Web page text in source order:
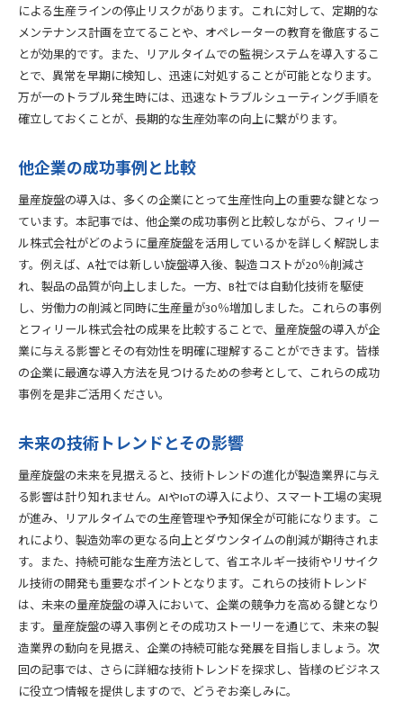
による生産ラインの停止リスクがあります。これに対して、定期的な
メンテナンス計画を立てることや、オペレーターの教育を徹底するこ
とが効果的です。また、リアルタイムでの監視システムを導入するこ
とで、異常を早期に検知し、迅速に対処することが可能となります。
万が一のトラブル発生時には、迅速なトラブルシューティング手順を
確立しておくことが、長期的な生産効率の向上に繋がります。
他企業の成功事例と比較
量産旋盤の導入は、多くの企業にとって生産性向上の重要な鍵となっ
ています。本記事では、他企業の成功事例と比較しながら、フィリー
ル株式会社がどのように量産旋盤を活用しているかを詳しく解説しま
す。例えば、A社では新しい旋盤導入後、製造コストが20％削減さ
れ、製品の品質が向上しました。一方、B社では自動化技術を駆使
し、労働力の削減と同時に生産量が30％増加しました。これらの事例
とフィリール株式会社の成果を比較することで、量産旋盤の導入が企
業に与える影響とその有効性を明確に理解することができます。皆様
の企業に最適な導入方法を見つけるための参考として、これらの成功
事例を是非ご活用ください。
未来の技術トレンドとその影響
量産旋盤の未来を見据えると、技術トレンドの進化が製造業界に与え
る影響は計り知れません。AIやIoTの導入により、スマート工場の実現
が進み、リアルタイムでの生産管理や予知保全が可能になります。こ
れにより、製造効率の更なる向上とダウンタイムの削減が期待されま
す。また、持続可能な生産方法として、省エネルギー技術やリサイク
ル技術の開発も重要なポイントとなります。これらの技術トレンド
は、未来の量産旋盤の導入において、企業の競争力を高める鍵となり
ます。量産旋盤の導入事例とその成功ストーリーを通じて、未来の製
造業界の動向を見据え、企業の持続可能な発展を目指しましょう。次
回の記事では、さらに詳細な技術トレンドを探求し、皆様のビジネス
に役立つ情報を提供しますので、どうぞお楽しみに。